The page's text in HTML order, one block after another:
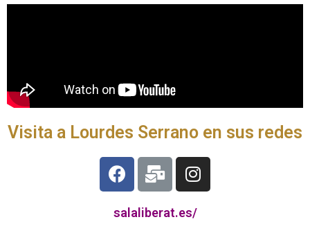
Visita a Lourdes Serrano en sus redes
salaliberat.es/